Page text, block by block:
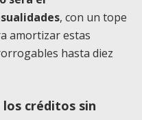
, con un tope
amortizar estas
hasta diez
créditos sin